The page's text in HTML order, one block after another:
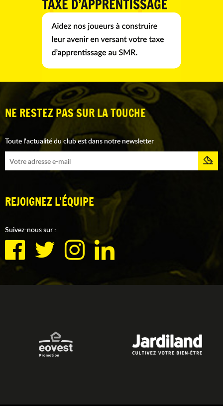
NE RESTEZ PAS SUR LA TOUCHE
Toute l'actualité du club est dans notre newsletter
REJOIGNEZ L'ÉQUIPE
Suivez-nous sur :